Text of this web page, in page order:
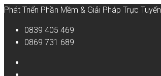
Phát Triển Phần Mềm & Giải Pháp Trực Tuyến
0839 405 469
0869 731 689